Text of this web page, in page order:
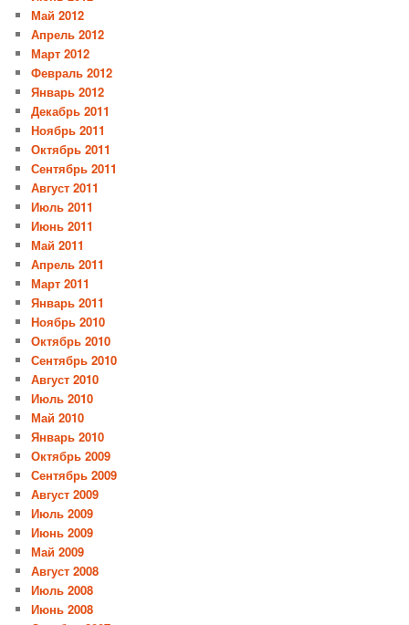
Май 2012
Апрель 2012
Март 2012
Февраль 2012
Январь 2012
Декабрь 2011
Ноябрь 2011
Октябрь 2011
Сентябрь 2011
Август 2011
Июль 2011
Июнь 2011
Май 2011
Апрель 2011
Март 2011
Январь 2011
Ноябрь 2010
Октябрь 2010
Сентябрь 2010
Август 2010
Июль 2010
Май 2010
Январь 2010
Октябрь 2009
Сентябрь 2009
Август 2009
Июль 2009
Июнь 2009
Май 2009
Август 2008
Июль 2008
Июнь 2008